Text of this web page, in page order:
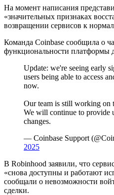
На момент написания
«значительных признаках
возвращении сервисов к
Команда Coinbase сообщила о
функциональности платформы
Update: we're seeing early
users being able to access
now.
Our team is still working on
We will continue to provide
changes.
— Coinbase Support
2025
В Robinhood заявили, что
«снова доступны и работают
сообщали о невозможности
сделки.